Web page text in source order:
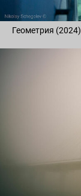
Геометрия (2024)